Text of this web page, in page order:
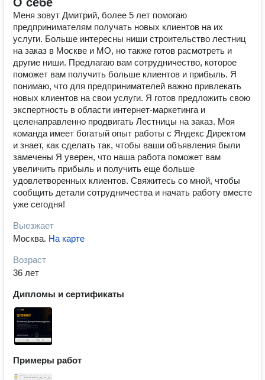
Меня зовут Дмитрий, более 5 лет помогаю
предпринимателям получать новых клиентов на их
услуги. Больше интересны ниши строительство лестниц
на заказ в Москве и МО, но также готов расмотреть и
другие ниши. Предлагаю вам сотрудничество, которое
поможет вам получить больше клиентов и прибыль. Я
понимаю, что для предпринимателей важно привлекать
новых клиентов на свои услуги. Я готов предложить свою
экспертность в области интернет-маркетинга и
целенаправленно продвигать Лестницы на заказ. Моя
команда имеет богатый опыт работы с Яндекс Директом
и знает, как сделать так, чтобы ваши объявления были
замечены Я уверен, что наша работа поможет вам
увеличить прибыль и получить еще больше
удовлетворенных клиентов. Свяжитесь со мной, чтобы
сообщить детали сотрудничества и начать работу вместе
уже сегодня!
Выезжает
Москва. На карте
Возраст
36 лет
Дипломы и сертификаты
Примеры работ